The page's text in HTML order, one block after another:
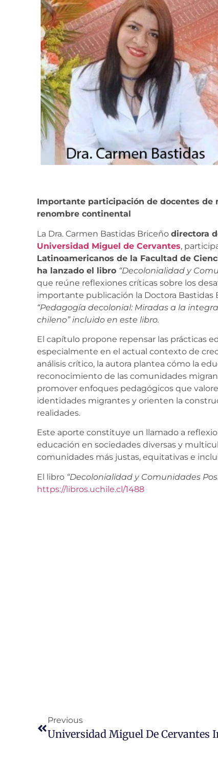
Importante participación de docentes de
renombre continental
La Dra. Carmen Bastidas Briceño directora
Universidad Miguel de Cervantes,
Latinoamericanos de la Facultad de
ha lanzado el libro “Decolonialidad y
que reúne reflexiones críticas sobre los
importante publicación la Doctora
“Pedagogía decolonial: Miradas a la
chileno” incluido en este libro.
El capítulo propone repensar las prácticas
especialmente en el actual contexto de
análisis crítico, la autora plantea cómo la
reconocimiento de las comunidades
promover enfoques pedagógicos que
identidades migrantes y orienten la
realidades.
Este aporte constituye un llamado a
educación en sociedades diversas y
comunidades más justas, equitativas e
El libro “Decolonialidad y Comunidades
https://libros.uchile.cl/1488
Previous